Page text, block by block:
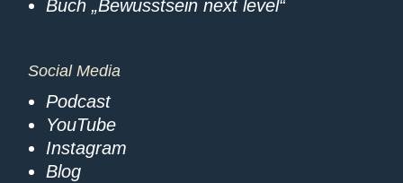
Buch „Bewusstsein next level“
Social Media
Podcast
YouTube
Instagram
Blog